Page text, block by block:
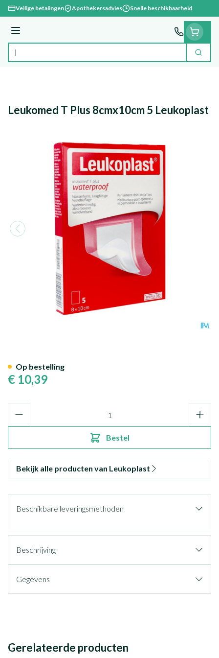
Ga naar de inhoud
Veilige betalingen Apothekersadvies Snelle beschikbaarheid
Menu
Product, merk, categorie... Zoek
Leukomed T Plus 8cmx10cm 5 Leukoplast
€ 10,39
Bestel
Op bestelling
Bekijk alle producten van Leukoplast
Beschikbare leveringsmethoden
Beschrijving
Gegevens
Gerelateerde producten